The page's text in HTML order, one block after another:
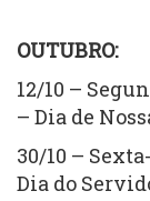
OUTUBRO:
12/10 –
– Dia de
30/10 –
Dia do